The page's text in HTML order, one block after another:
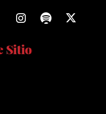
Sitio